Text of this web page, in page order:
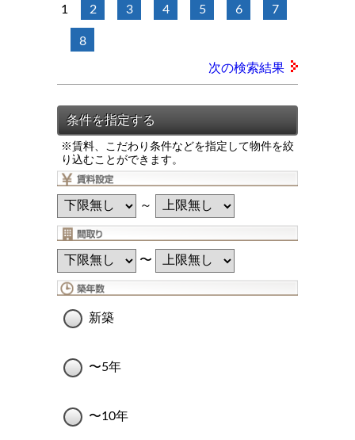
1 2 3 4 5 6 7
8
次の検索結果
※賃料、こだわり条件などを指定して物件を絞
り込むことができます。
～
〜
新築
〜5年
〜10年